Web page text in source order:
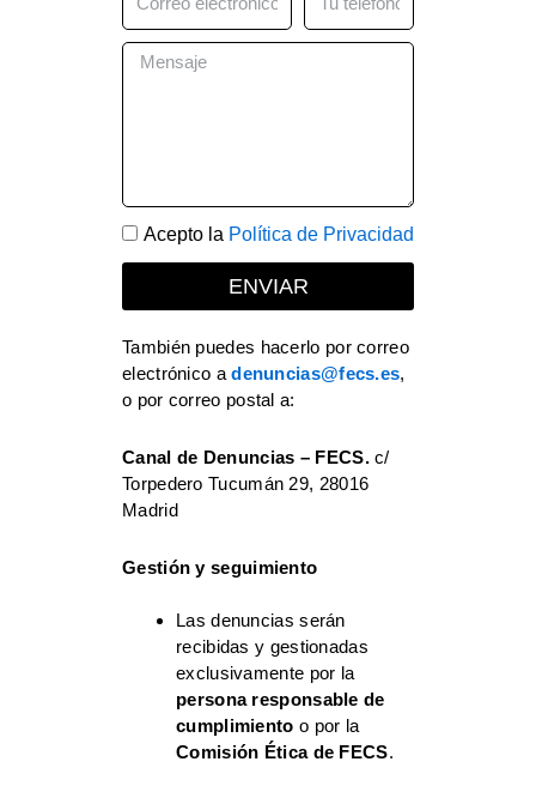
electrónico
Mensaje
POLÍTICA
DE
PRIVACIDAD
Acepto la Política de Privacidad
ENVIAR
También puedes hacerlo por correo
electrónico adenuncias@fecs.es,
o por correo postal a:
Canal de Denuncias – FECS.c/
Torpedero Tucumán 29, 28016
Madrid
Gestión y seguimiento
Las denuncias serán
recibidas y gestionadas
exclusivamente por la
persona responsable de
cumplimiento o por la
Comisión Ética de FECS.